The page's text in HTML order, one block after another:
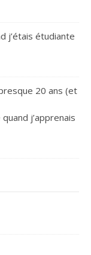
j’étais étudiante
20 ans (et
j’apprenais